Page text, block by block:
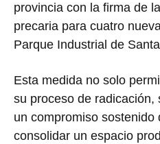
provincia con la firma de
precaria para cuatro
Parque Industrial de
Esta medida no solo
su proceso de radicación,
un compromiso
consolidar un espacio